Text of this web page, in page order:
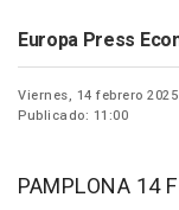
Europa Press
Viernes, 14 febrero 2025
Publicado: 11:00
PAMPLONA 14